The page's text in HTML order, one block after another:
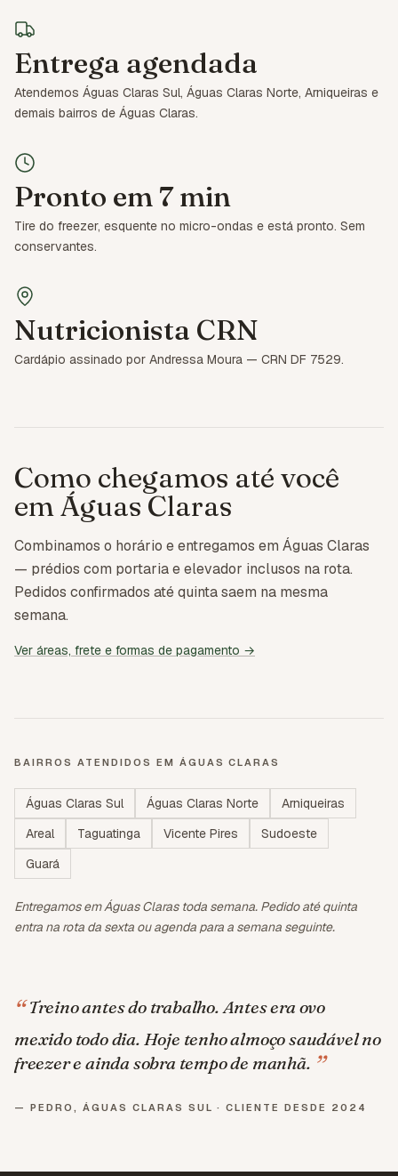
Entrega agendada
Atendemos Águas Claras Sul, Águas Claras Norte, Arniqueiras e
demais bairros de Águas Claras.
Pronto em 7 min
Tire do freezer, esquente no micro-ondas e está pronto. Sem
conservantes.
Nutricionista CRN
Cardápio assinado por Andressa Moura — CRN DF 7529.
Como chegamos até você
emÁguas Claras
Combinamos o horário e entregamos em Águas Claras
— prédios com portaria e elevador inclusos na rota.
Pedidos confirmados até quinta saem na mesma
semana.
Ver áreas, frete e formas de pagamento →
BAIRROS ATENDIDOS EM ÁGUAS CLARAS
Águas Claras Sul Águas Claras Norte
Arniqueiras
Areal
Taguatinga Vicente Pires
Sudoeste
Guará
Entregamos em Águas Claras toda semana. Pedido até quinta
entra na rota da sexta ou agenda para a semana seguinte.
“ Treino antes do trabalho. Antes era ovo
mexido todo dia. Hoje tenho almoço saudável no
freezer e ainda sobra tempo de manhã. ”
— PEDRO, ÁGUAS CLARAS SUL · CLIENTE DESDE 2024